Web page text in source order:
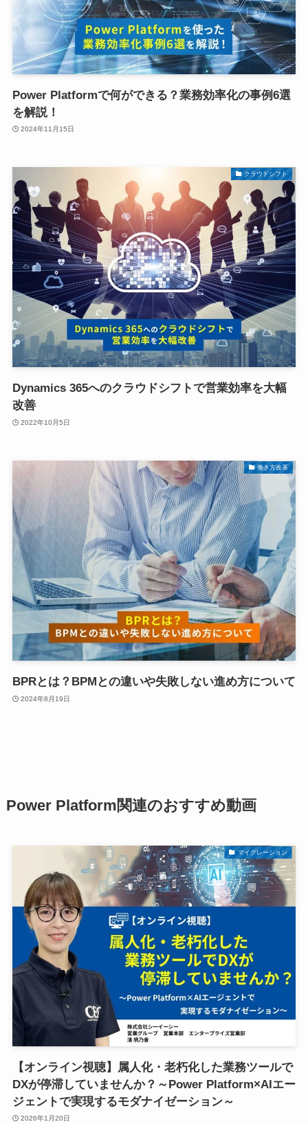
Power Platformで何ができる？業務効率化の事例6選
を解説！
2024年11月15日
クラウドシフト
Dynamics 365へのクラウドシフトで営業効率を大幅
改善
2022年10月5日
働き方改革
­BPRとは？BPMとの違いや失敗しない進め方について
2024年8月19日
Power Platform関連のおすすめ動画
マイグレーション
【オンライン視聴】属人化・老朽化した業務ツールで
DXが停滞していませんか？～Power Platform×AIエー
ジェントで実現するモダナイゼーション～
2026年1月20日